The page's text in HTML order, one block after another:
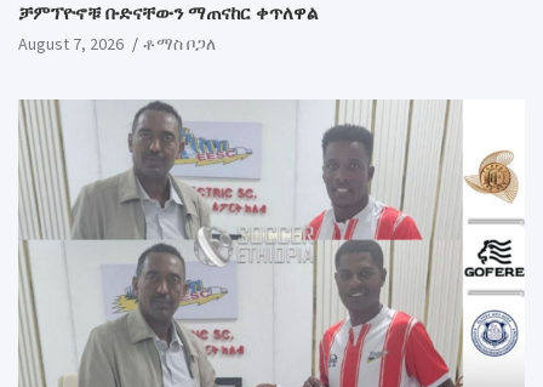
ቻምፕዮኖቹ ቡድናቸውን ማጠናከር ቀጥለዋል
August 7, 2026 ቶማስ ቦጋለ